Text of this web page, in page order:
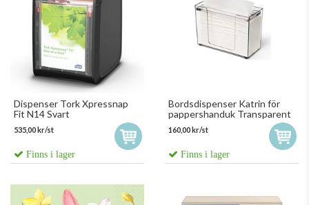
Dispenser Tork Xpressnap
Fit N14 Svart
535,00 kr/st
Finns i lager
Bordsdispenser Katrin för
pappershanduk Transparent
160,00 kr/st
Finns i lager